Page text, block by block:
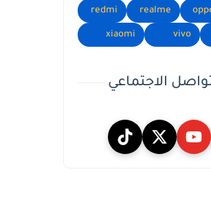
realme
redmi
vivo
xiaomi
الاجتماعي